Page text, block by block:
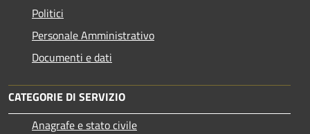
Politici
Personale Amministrativo
Documenti e dati
CATEGORIE DI SERVIZIO
Anagrafe e stato civile